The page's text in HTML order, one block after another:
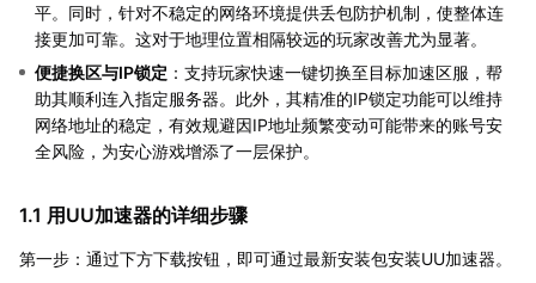
平。同时，针对不稳定的网络环境提供丢包防护机制，使整体连
接更加可靠。这对于地理位置相隔较远的玩家改善尤为显著。
便捷换区与IP锁定 ：支持玩家快速一键切换至目标加速区服，帮
助其顺利连入指定服务器。此外，其精准的IP锁定功能可以维持
网络地址的稳定，有效规避因IP地址频繁变动可能带来的账号安
全风险，为安心游戏增添了一层保护。
1.1 用UU加速器的详细步骤
第一步：通过下方下载按钮，即可通过最新安装包安装UU加速器。